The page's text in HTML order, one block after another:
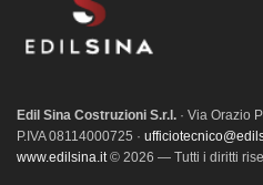
Edil Sina Costruzioni S.r.l. · Via Orazio
P.IVA 08114000725 ·
www.edilsina.it© 2026 — Tutti i diritti